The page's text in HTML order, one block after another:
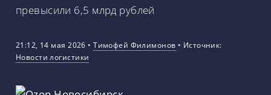
превысили 6,5 млрд рублей
21:12, 14 мая 2026 •Тимофей Филимонов • Источник:
Новости логистики